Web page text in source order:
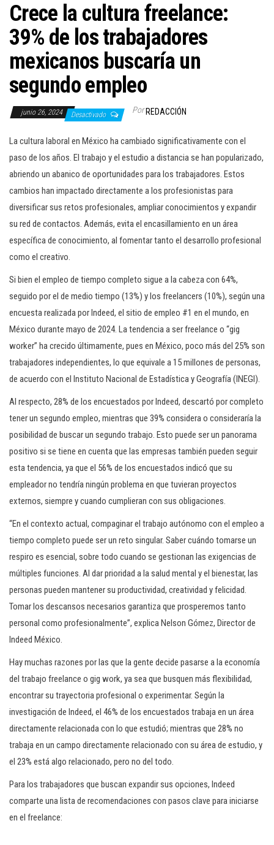
Crece la cultura freelance:
39% de los trabajadores
mexicanos buscaría un
segundo empleo
junio 26, 2024 Desactivado Por REDACCIÓN
La cultura laboral en México ha cambiado significativamente con el
paso de los años. El trabajo y el estudio a distancia se han popularizado,
abriendo un abanico de oportunidades para los trabajadores. Estos
cambios han impactado directamente a los profesionistas para
diversificar sus retos profesionales, ampliar conocimientos y expandir
su red de contactos. Además, evita el encasillamiento en un área
específica de conocimiento, al fomentar tanto el desarrollo profesional
como el creativo.
Si bien el empleo de tiempo completo sigue a la cabeza con 64%,
seguido por el de medio tiempo (13%) y los freelancers (10%), según una
encuesta realizada por Indeed, el sitio de empleo #1 en el mundo, en
México durante mayo de 2024. La tendencia a ser freelance o “gig
worker” ha crecido últimamente, pues en México, poco más del 25% son
trabajadores independientes, lo que equivale a 15 millones de personas,
de acuerdo con el Instituto Nacional de Estadística y Geografía (INEGI).
Al respecto, 28% de los encuestados por Indeed, descartó por completo
tener un segundo empleo, mientras que 39% considera o consideraría la
posibilidad de buscar un segundo trabajo. Esto puede ser un panorama
positivo si se tiene en cuenta que las empresas también pueden seguir
esta tendencia, ya que el 56% de los encuestados indicó que su
empleador no tendría ningún problema en que tuvieran proyectos
externos, siempre y cuando cumplieran con sus obligaciones.
“En el contexto actual, compaginar el trabajo autónomo con el empleo a
tiempo completo puede ser un reto singular. Saber cuándo tomarse un
respiro es esencial, sobre todo cuando se gestionan las exigencias de
múltiples funciones. Al dar prioridad a la salud mental y el bienestar, las
personas pueden mantener su productividad, creatividad y felicidad.
Tomar los descansos necesarios garantiza que prosperemos tanto
personal como profesionalmente”, explica Nelson Gómez, Director de
Indeed México.
Hay muchas razones por las que la gente decide pasarse a la economía
del trabajo freelance o gig work, ya sea que busquen más flexibilidad,
encontrar su trayectoria profesional o experimentar. Según la
investigación de Indeed, el 46% de los encuestados trabaja en un área
directamente relacionada con lo que estudió; mientras que 28% no
trabaja en un campo directamente relacionado con su área de estudio, y
el 23% está algo relacionado, pero no del todo.
Para los trabajadores que buscan expandir sus opciones, Indeed
comparte una lista de recomendaciones con pasos clave para iniciarse
en el freelance: